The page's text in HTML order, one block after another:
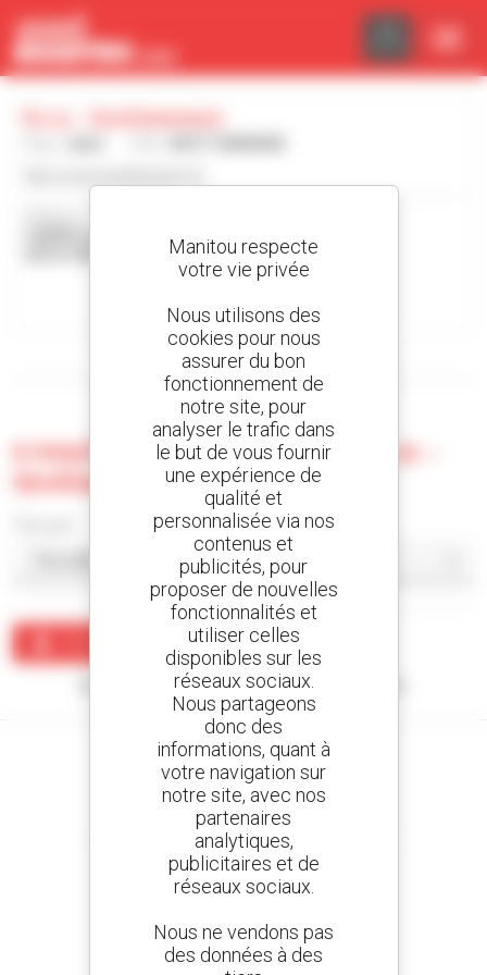
63013 GROTTAMMARE Italie
Afficher les filtres de recherche
0 machine d'occasion chez R.c.e. -
Grottammare
Aucun résultat ne correspond à votre recherche.
Créez vos alertes
et recevez des annonces de matériels d'occasion
800 concessionnaires
Manitou partout dans le monde
Panneau de gestion des cookies
Manitou respecte
votre vie privée
Nous utilisons des
cookies pour nous
assurer du bon
fonctionnement de
notre site, pour
analyser le trafic dans
le but de vous fournir
une expérience de
qualité et
personnalisée via nos
contenus et
publicités, pour
proposer de nouvelles
fonctionnalités et
utiliser celles
disponibles sur les
réseaux sociaux.
Nous partageons
donc des
informations, quant à
votre navigation sur
notre site, avec nos
partenaires
analytiques,
publicitaires et de
réseaux sociaux.
Nous ne vendons pas
des données à des